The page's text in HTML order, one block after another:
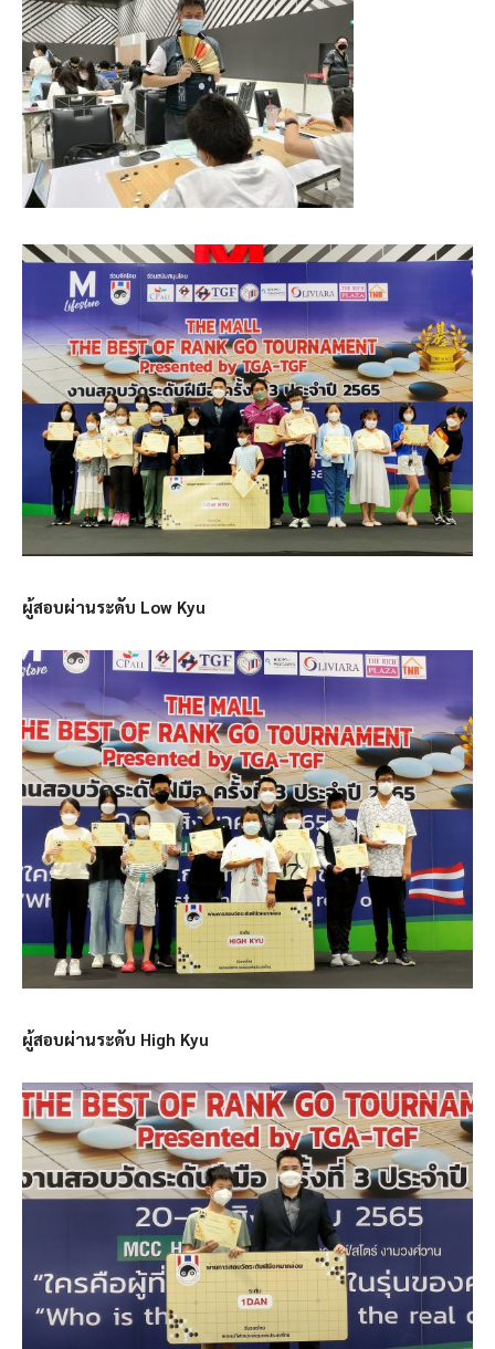
ผู้สอบผ่านระดับ Low Kyu
ผู้สอบผ่านระดับ High Kyu